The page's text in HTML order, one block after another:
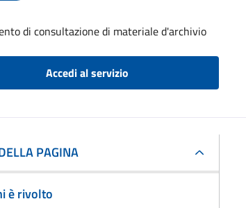
di consultazione di materiale d'archivio
Accedi al servizio
PAGINA
è rivolto